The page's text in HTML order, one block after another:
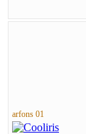
arfons 01